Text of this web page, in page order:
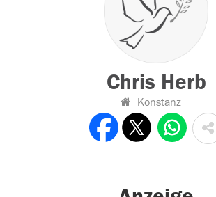
Chris Herb
Konstanz